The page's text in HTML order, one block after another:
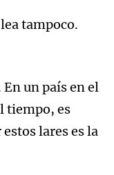
tampoco.
un país en el
tiempo, es
lares es la